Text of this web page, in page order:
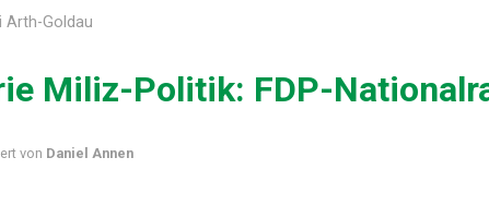
Arth-Goldau
Miliz-Politik: FDP-
von Daniel Annen